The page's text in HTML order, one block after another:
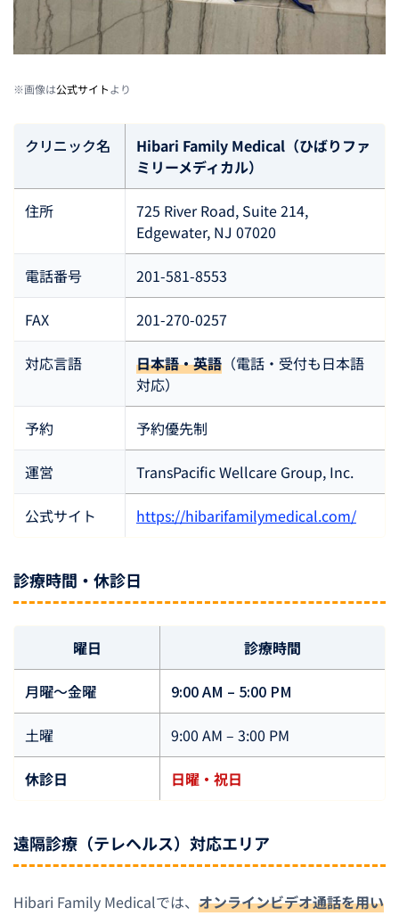
※画像は公式サイトより
クリニック名
Hibari Family Medical（ひばりファ
ミリーメディカル）
住所
725 River Road, Suite 214,
Edgewater, NJ 07020
電話番号 201-581-8553
FAX 201-270-0257
対応言語 日本語・英語 （電話・受付も日本語
対応）
予約 予約優先制
運営 TransPacific Wellcare Group, Inc.
公式サイト https://hibarifamilymedical.com/
診療時間・休診日
曜日 診療時間
月曜〜金曜 9:00 AM – 5:00 PM
土曜 9:00 AM – 3:00 PM
休診日 日曜・祝日
遠隔診療（テレヘルス）対応エリア
Hibari Family Medicalでは、 オンラインビデオ通話を用い